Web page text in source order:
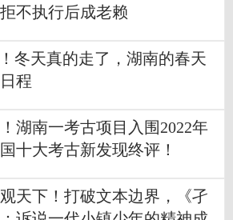
不执行后成老赖
冬天真的走了，湖南的春天
程
湖南一考古项目入围2022年
十大考古新发现终评！
天下！打破文本边界，《孑